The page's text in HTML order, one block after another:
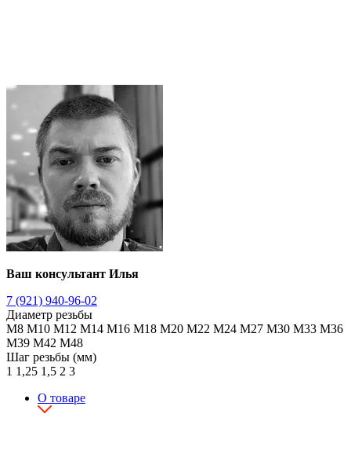
Ваш консультант Илья
7 (921) 940-96-02
Диаметр резьбы
М8 М10 М12 М14 М16 М18 М20 М22 М24 М27 М30 М33 М36
М39 М42 М48
Шаг резьбы (мм)
1 1,25 1,5 2 3
О товаре